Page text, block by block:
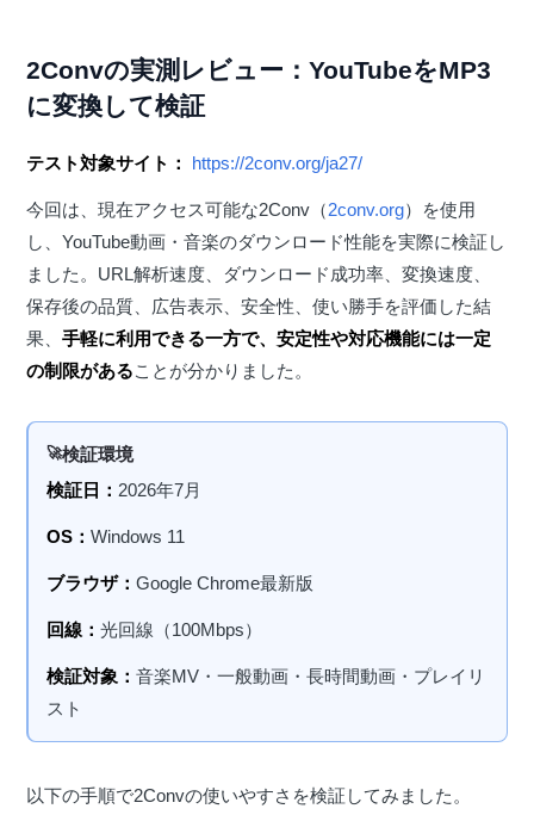
2Convの実測レビュー：YouTubeをMP3
に変換して検証
テスト対象サイト： https://2conv.org/ja27/
今回は、現在アクセス可能な2Conv（2conv.org）を使用
し、YouTube動画・音楽のダウンロード性能を実際に検証し
ました。URL解析速度、ダウンロード成功率、変換速度、
保存後の品質、広告表示、安全性、使い勝手を評価した結
果、手軽に利用できる一方で、安定性や対応機能には一定
の制限があることが分かりました。
検証環境
検証日： 2026年7月
OS：Windows 11
ブラウザ：Google Chrome最新版
回線：光回線（100Mbps）
検証対象：音楽MV・一般動画・長時間動画・プレイリ
スト
以下の手順で2Convの使いやすさを検証してみました。